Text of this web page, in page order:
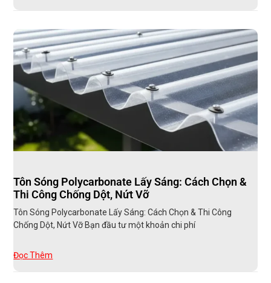
Tôn Sóng Polycarbonate Lấy Sáng: Cách Chọn &
Thi Công Chống Dột, Nứt Vỡ
Tôn Sóng Polycarbonate Lấy Sáng: Cách Chọn & Thi Công
Chống Dột, Nứt Vỡ Bạn đầu tư một khoản chi phí
Đọc Thêm